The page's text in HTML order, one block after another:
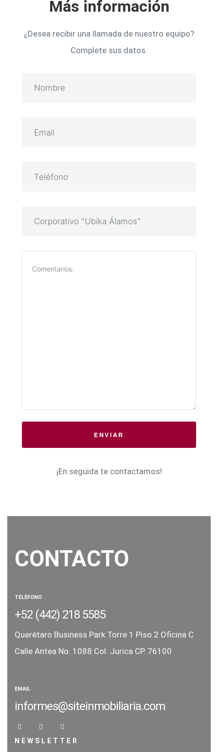
Más información
¿Desea recibir una llamada de nuestro equipo?
Complete sus datos.
ENVIAR
¡En seguida te contactamos!
CONTACTO
TELÉFONO
+52 (442) 218 5585
Querétaro Business Park Torre 1 Piso 2 Oficina C
Calle Antea No. 1088 Col. Jurica CP. 76100
EMAIL
informes@siteinmobiliaria.com
NEWSLETTER